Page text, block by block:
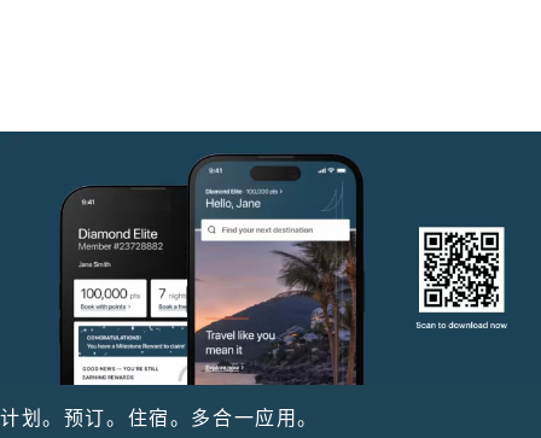
计划。预订。住宿。多合一应用。